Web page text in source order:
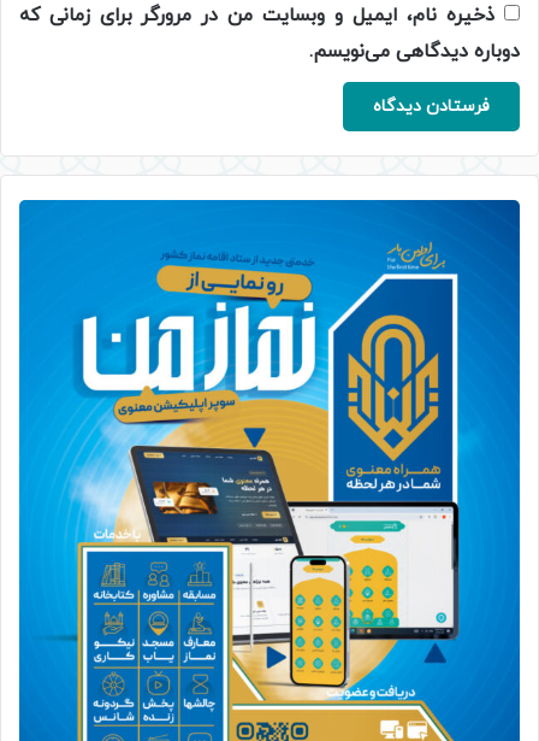
ذخیره نام، ایمیل و وبسایت من در مرورگر برای زمانی که
دوباره دیدگاهی می‌نویسم.